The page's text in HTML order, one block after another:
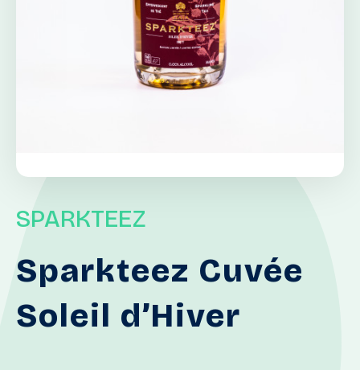
SPARKTEEZ
Sparkteez Cuvée
Soleil d’Hiver